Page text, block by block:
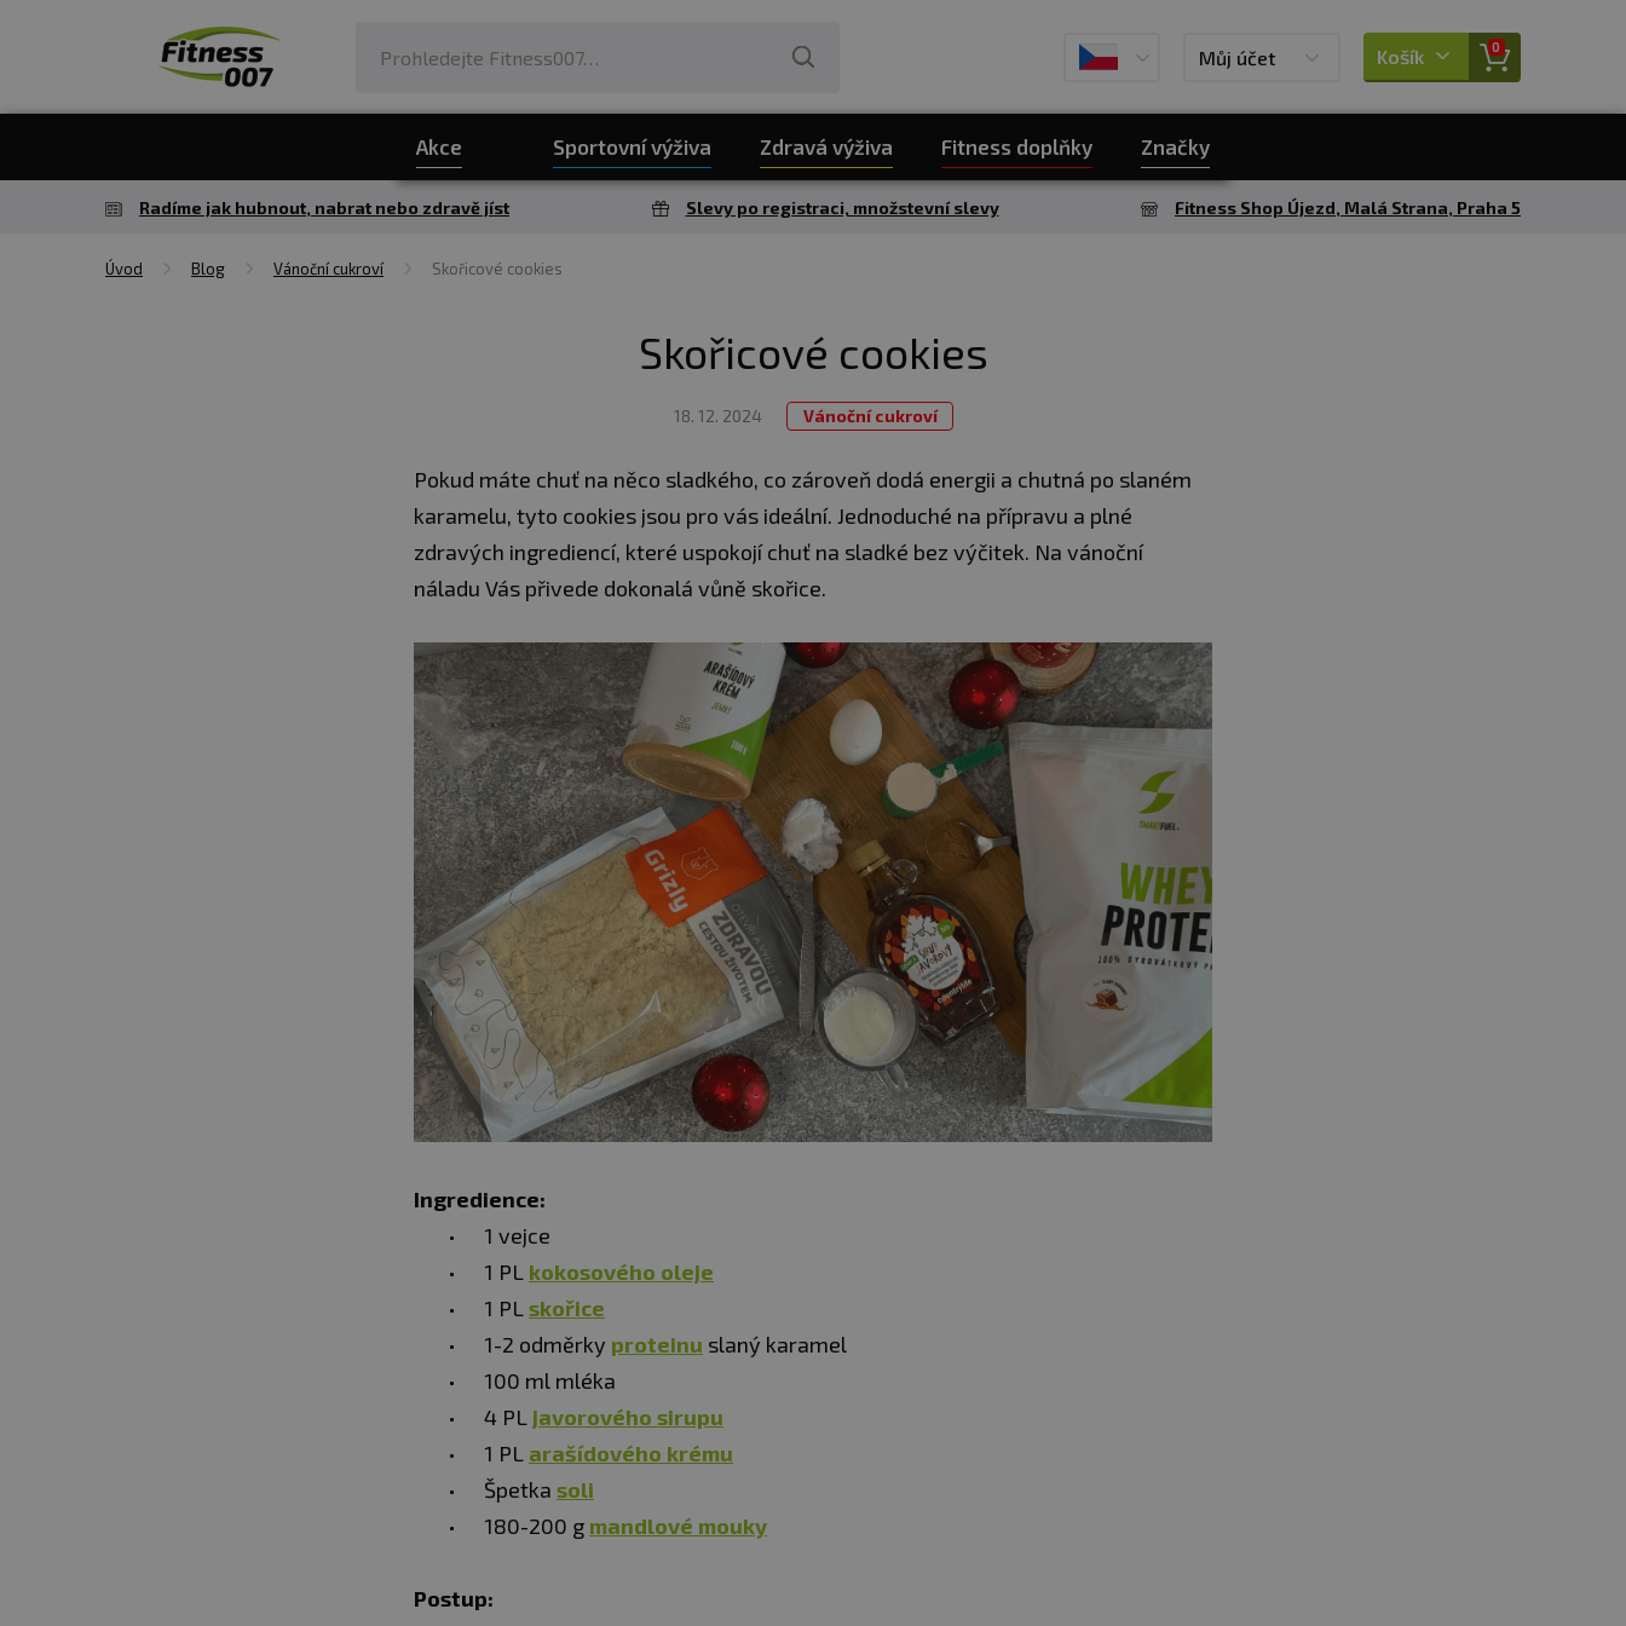
Můj účet Košík 0
Akce Sportovní výživa Zdravá výživa Fitness doplňky Značky
Radíme jak hubnout, nabrat nebo zdravě jíst Slevy po registraci, množstevní slevy Fitness Shop Újezd, Malá Strana, Praha 5
Úvod Blog Vánoční cukroví Skořicové cookies
Skořicové cookies
18. 12. 2024 Vánoční cukroví
Pokud máte chuť na něco sladkého, co zároveň dodá energii a chutná po slaném
karamelu, tyto cookies jsou pro vás ideální. Jednoduché na přípravu a plné
zdravých ingrediencí, které uspokojí chuť na sladké bez výčitek. Na vánoční
náladu Vás přivede dokonalá vůně skořice.
Ingredience:
1 vejce
1 PL kokosového oleje
1 PL skořice
1-2 odměrky proteinu slaný karamel
100 ml mléka
4 PL javorového sirupu
1 PL arašídového krému
Špetka soli
180-200 g mandlové mouky
Postup: